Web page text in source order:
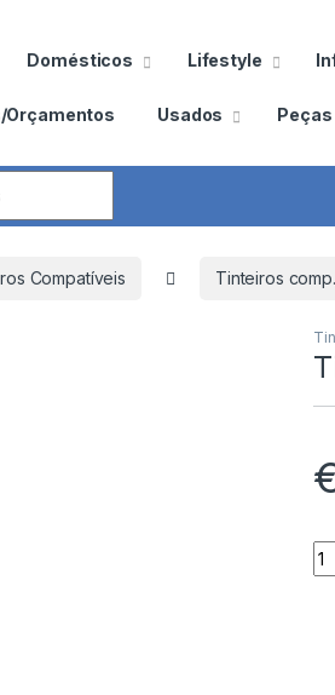
Domésticos Lifestyle
Orçamentos Usados Peças
Compatíveis Tinteiros